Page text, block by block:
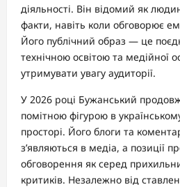
діяльності. Він відомий як
факти, навіть коли обговорює
Його публічний образ — це
технічною освітою та медійної
утримувати увагу аудиторії.
У 2026 році Бужанський
помітною фігурою в
просторі. Його блоги та
з’являються в медіа, а позиції
обговорення як серед
критиків. Незалежно від